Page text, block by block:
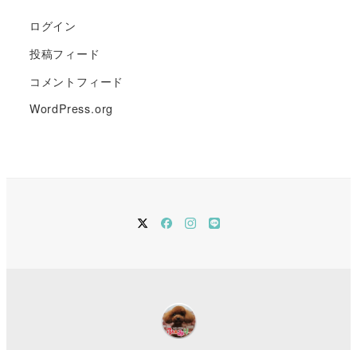
ログイン
投稿フィード
コメントフィード
WordPress.org
twitterFacebook
instagram
LINE